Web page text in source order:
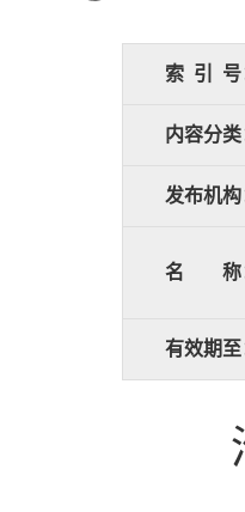
索 引 号
内容分类
发布机构
名 称
有效期至